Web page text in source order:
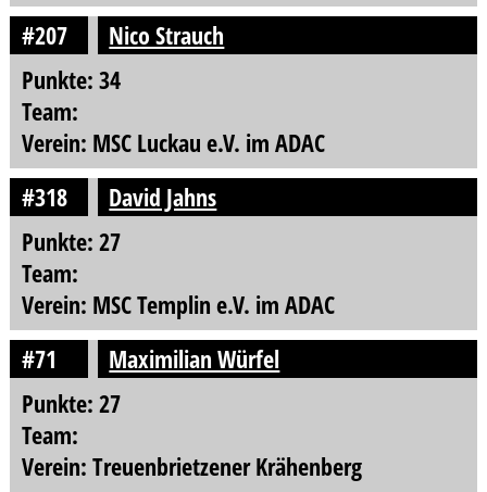
#207
Nico Strauch
Punkte: 34
Team:
Verein: MSC Luckau e.V. im ADAC
#318
David Jahns
Punkte: 27
Team:
Verein: MSC Templin e.V. im ADAC
#71
Maximilian Würfel
Punkte: 27
Team:
Verein: Treuenbrietzener Krähenberg